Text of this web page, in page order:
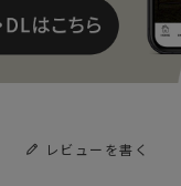
レビューを書く